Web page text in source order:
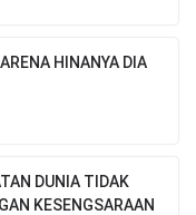
HINANYA DIA
DUNIA TIDAK
KESENGSARAAN